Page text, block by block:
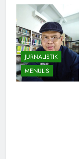
JURNALISTIK
MENULIS